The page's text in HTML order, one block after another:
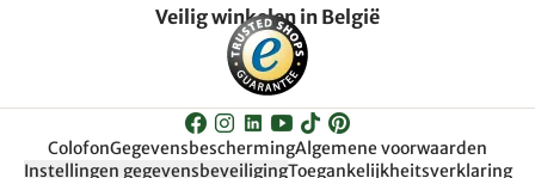
Veilig winkelen in België
ColofonGegevensbeschermingAlgemene voorwaarden
Instellingen gegevensbeveiligingToegankelijkheitsverklaring